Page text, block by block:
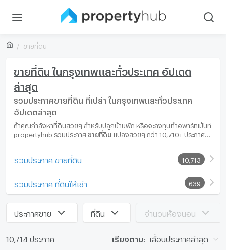
ขายที่ดิน
ขายที่ดิน ในกรุงเทพและทั่วประเทศ อัปเดต
ล่าสุด
รวมประกาศขายที่ดิน ที่เปล่า ในกรุงเทพและทั่วประเทศ
อัปเดตล่าสุด
ถ้าคุณกำลังหาที่ดินสวยๆ สำหรับปลูกบ้านพัก หรือจะลงทุนทำอพาร์ทเม้นท์
propertyhub รวมประกาศ ขายที่ดิน แปลงสวยๆ กว่า 10,710+ ประกาศ
เลือกที่ดินแปลงสวยถูกใจในทำเลที่ตรงกับความต้องการและราคาเหมาะสม
ที่สุด
รวมประกาศ ขายที่ดิน 10,713
รวมประกาศ ที่ดินให้เช่า 639
ประกาศขาย ที่ดิน จำนวนห้องนอน
10,714 ประกาศ เรียงตาม: เลื่อนประกาศล่าสุด